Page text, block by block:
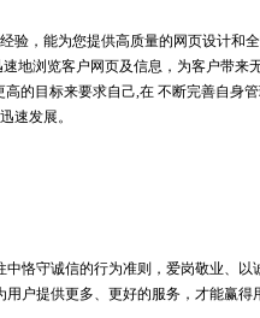
验，能为您提供高质量的网页设计和
地浏览客户网页及信息，为客户带来
的目标来要求自己,在 不断完善自身
速发展。
恪守诚信的行为准则，爱岗敬业、以
户提供更多、更好的服务，才能赢得